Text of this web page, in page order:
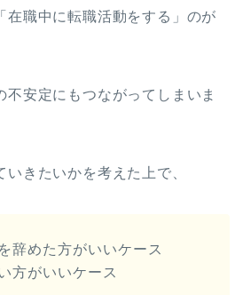
在職中に転職活動をする」のが
不安定にもつながってしまいま
きたいかを考えた上で、
辞めた方がいいケース
方がいいケース